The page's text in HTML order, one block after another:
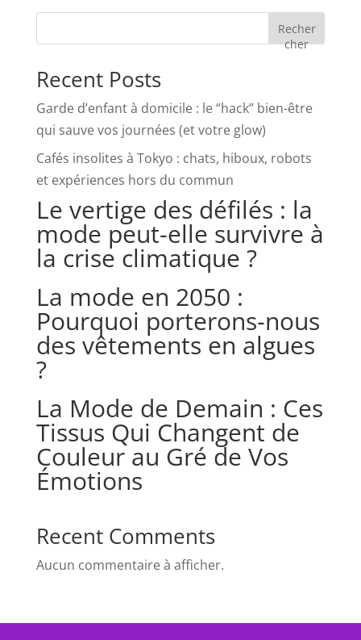
Recher
cher
Recent Posts
Garde d’enfant à domicile : le “hack” bien-être
qui sauve vos journées (et votre glow)
Cafés insolites à Tokyo : chats, hiboux, robots
et expériences hors du commun
Le vertige des défilés : la
mode peut-elle survivre à
la crise climatique ?
La mode en 2050 :
Pourquoi porterons-nous
des vêtements en algues
?
La Mode de Demain : Ces
Tissus Qui Changent de
Couleur au Gré de Vos
Émotions
Recent Comments
Aucun commentaire à afficher.